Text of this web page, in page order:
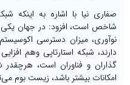
صفاری نیا با اشاره به اینکه
شاخص است، افزود: در جهان
نوآوری، میزان دسترسی
دارند، شبکه استارتاپی وهم
گذاران و فناوران است،
امکانات بیشتر باشد، زیست بوم